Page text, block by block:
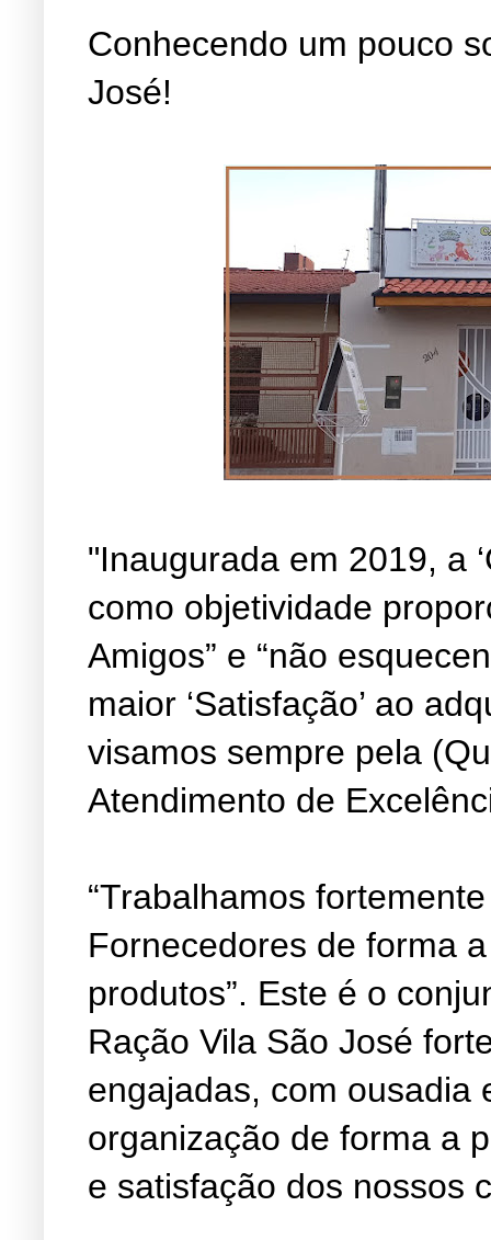
Conhecendo um pouco
José!
"Inaugurada em 2019, a
como objetividade
Amigos” e “não
maior ‘Satisfação’ ao
visamos sempre pela
Atendimento de
“Trabalhamos
Fornecedores de forma
produtos”. Este é o
Ração Vila São José
engajadas, com ousadia
organização de forma a
e satisfação dos nossos